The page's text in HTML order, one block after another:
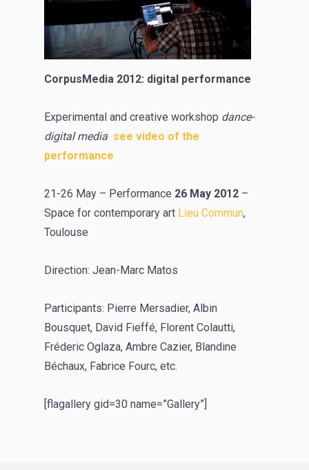
CorpusMedia 2012: digital performance
Experimental and creative workshop dance-
digital media see video of the
performance
21-26 May – Performance 26 May 2012 –
Space for contemporary art Lieu Commun,
Toulouse
Direction: Jean-Marc Matos
Participants: Pierre Mersadier, Albin
Bousquet, David Fieffé, Florent Colautti,
Fréderic Oglaza, Ambre Cazier, Blandine
Béchaux, Fabrice Fourc, etc.
[flagallery gid=30 name=”Gallery”]